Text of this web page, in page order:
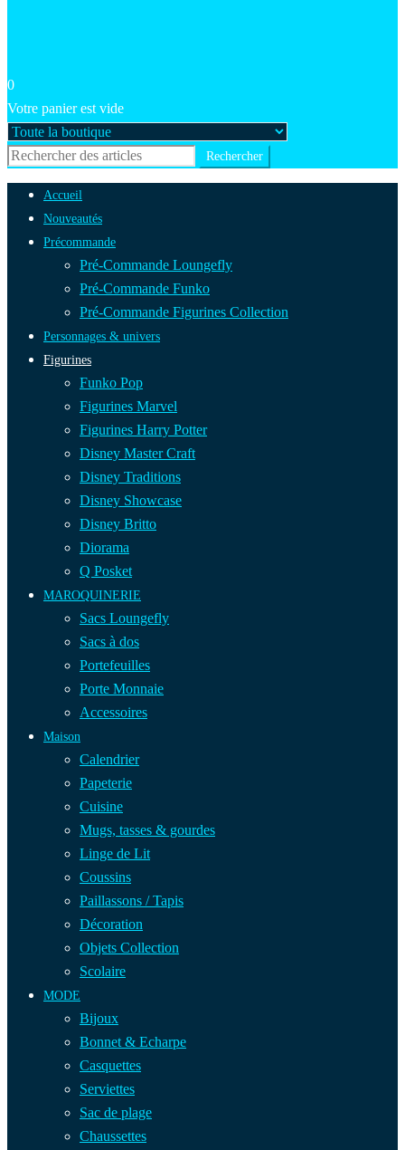
0
Votre panier est vide
Accueil
Nouveautés
Précommande
Pré-Commande Loungefly
Pré-Commande Funko
Pré-Commande Figurines Collection
Personnages & univers
Figurines
Funko Pop
Figurines Marvel
Figurines Harry Potter
Disney Master Craft
Disney Traditions
Disney Showcase
Disney Britto
Diorama
Q Posket
MAROQUINERIE
Sacs Loungefly
Sacs à dos
Portefeuilles
Porte Monnaie
Accessoires
Maison
Calendrier
Papeterie
Cuisine
Mugs, tasses & gourdes
Linge de Lit
Coussins
Paillassons / Tapis
Décoration
Objets Collection
Scolaire
MODE
Bijoux
Bonnet & Echarpe
Casquettes
Serviettes
Sac de plage
Chaussettes